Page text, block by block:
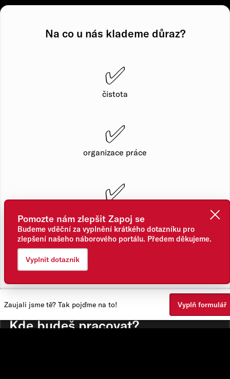
Na co u nás klademe důraz?
✅
čistota
✅
organizace práce
✅
✅
Kde budeš pracovat?
Zaujali jsme tě? Tak pojďme na to! Vyplň formulář
Pomozte nám zlepšit Zapoj se
Budeme vděční za vyplnění krátkého dotazníku pro
zlepšení našeho náborového portálu. Předem děkujeme.
Vyplnit dotazník